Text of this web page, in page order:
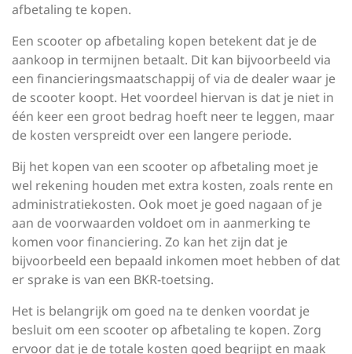
afbetaling te kopen.
Een scooter op afbetaling kopen betekent dat je de
aankoop in termijnen betaalt. Dit kan bijvoorbeeld via
een financieringsmaatschappij of via de dealer waar je
de scooter koopt. Het voordeel hiervan is dat je niet in
één keer een groot bedrag hoeft neer te leggen, maar
de kosten verspreidt over een langere periode.
Bij het kopen van een scooter op afbetaling moet je
wel rekening houden met extra kosten, zoals rente en
administratiekosten. Ook moet je goed nagaan of je
aan de voorwaarden voldoet om in aanmerking te
komen voor financiering. Zo kan het zijn dat je
bijvoorbeeld een bepaald inkomen moet hebben of dat
er sprake is van een BKR-toetsing.
Het is belangrijk om goed na te denken voordat je
besluit om een scooter op afbetaling te kopen. Zorg
ervoor dat je de totale kosten goed begrijpt en maak